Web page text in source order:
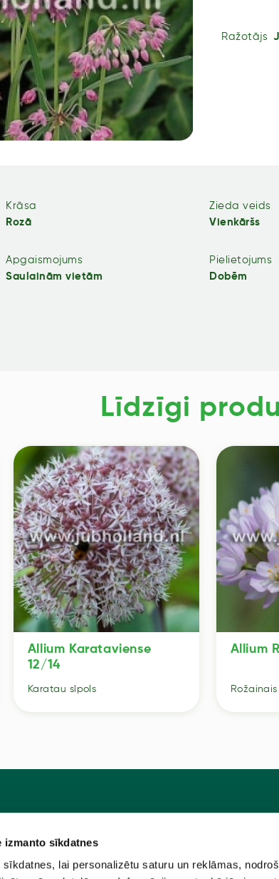
izmanto sīkdatnes
lai personalizētu saturu un reklāmas,
Ražotājs
Krāsa
Rozā
Zieda veids
Vienkāršs
Apgaismojums
Saulainām vietām
Pielietojums
Dobēm
Līdzīgi
Allium Karataviense
12/14
Karatau sīpols
Allium